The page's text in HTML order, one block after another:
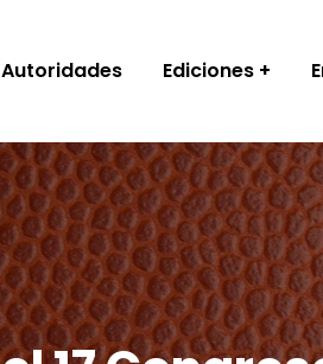
Autoridades Ediciones